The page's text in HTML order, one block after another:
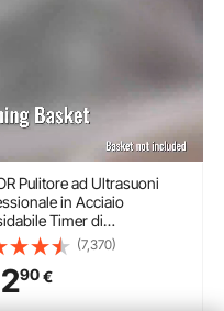
Pulitore ad Ultrasuoni
in Acciaio
Timer di
Digitale Pulizia di
per Uso Domestico
Commerciale 15L
(7,370)
90€